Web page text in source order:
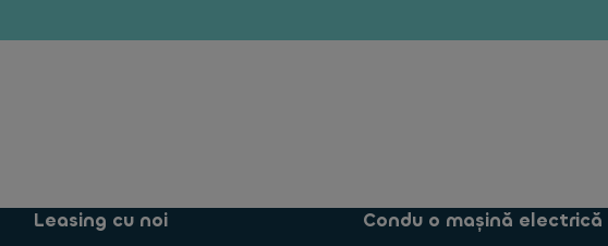
Leasing cu noi
Condu o mașină electrică